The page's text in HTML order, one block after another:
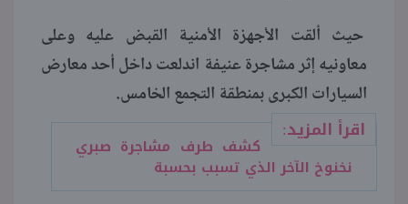
منوعات
حيث ألقت الأجهزة الأمنية القبض عليه وعلى
معاونيه إثر مشاجرة عنيفة اندلعت داخل أحد معارض
السيارات الكبرى بمنطقة التجمع الخامس.
اقرأ المزيد:
كشف طرف مشاجرة صبري
نخنوخ الآخر الذي تسبب بحسبة